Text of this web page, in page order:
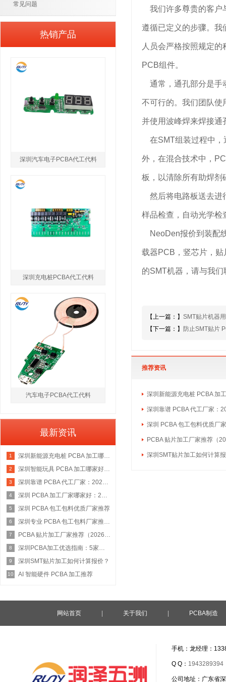
我们许多尊贵的客户
遵循已定义的步骤。我
人员会严格按照规定
PCB组件。
通常，通孔部分是手
不可行的。我们团队使
并使用波峰焊来焊接通
在SMT组装过程中，
外，在混合技术中，
板，以清除所有助焊剂
然后将电路板送去进
样品检查，自动光学检
NeoDen报价到装配
载器PCB，竖芯片，
的SMT机器，请与我
【上一篇：】 SMT贴片机器
【下一篇：】
防止SMT贴片
推荐资讯
深圳新能源充电桩 PCBA 加
深圳靠谱 PCBA 代工厂家：
深圳 PCBA 包工包料优质厂
PCBA 贴片加工厂家推荐（
深圳SMT贴片加工如何计算
常见问题
热销产品
深圳汽车电子PCBA代工代料
深圳充电桩PCBA代工代料
汽车电子PCBA代工代料
最新资讯
1 深圳新能源充电桩 PCBA 加工哪家好：2026 权威选型指南
2 深圳智能玩具 PCBA 加工哪家好：2026 权威选型指南
3 深圳靠谱 PCBA 代工厂家：2026 年权威选型指南
4 深圳 PCBA 加工厂家哪家好：2026 权威选型指南
5 深圳 PCBA 包工包料优质厂家推荐
6 深圳专业 PCBA 包工包料厂家推荐：2026 年权威选型指南
7 PCBA 贴片加工厂家推荐（2026 权威指南）
8 深圳PCBA加工优选指南：5家具备IATF 16949资质的源头工厂深度盘点
9 深圳SMT贴片加工如何计算报价？
10 AI 智能硬件 PCBA 加工推荐
网站首页 关于我们 PCBA制造
手机：龙经理：
Q Q： 1943289394
公司地址：广东省